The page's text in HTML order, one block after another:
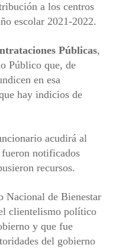
a los centros
escolar 2021-2022.
Públicas,
Público que, de
en esa
hay indicios de
acudirá al
notificados
recursos.
Nacional de Bienestar
clientelismo político
y que fue
del gobierno